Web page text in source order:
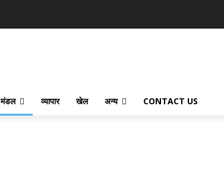
मंडल व्यापार खेल अन्य CONTACT US